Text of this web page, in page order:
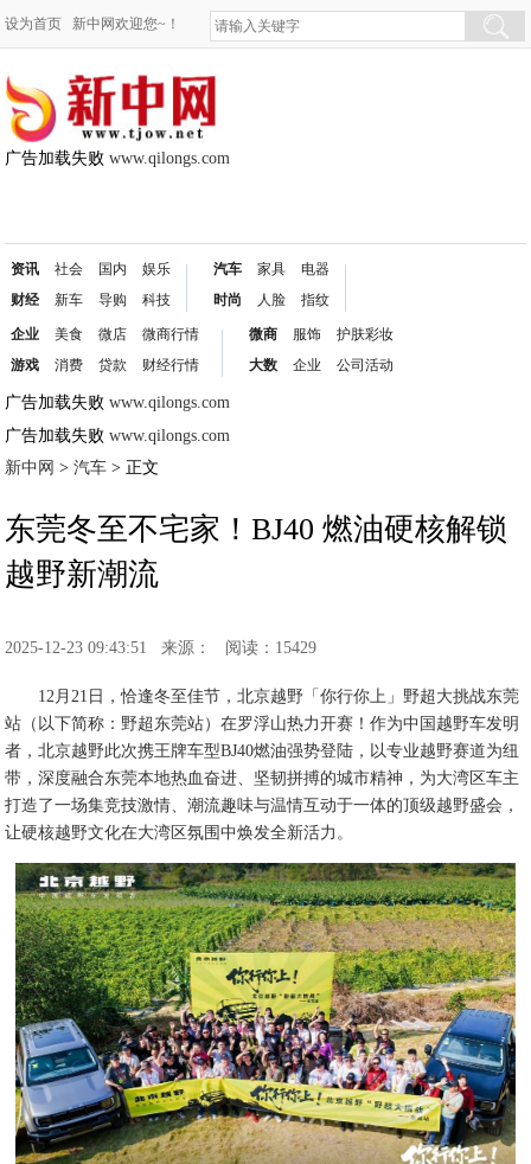
设为首页 新中网欢迎您~！
广告加载失败www.qilongs.com
资讯
财经
社会
新车
国内
导购
娱乐
科技
汽车
时尚
家具
人脸
电器
指纹
企业
游戏
美食
消费
微店
贷款
微商行情
财经行情
微商
大数
服饰
企业
护肤彩妆
公司活动
广告加载失败www.qilongs.com
广告加载失败www.qilongs.com
新中网 >汽车 > 正文
东莞冬至不宅家！BJ40 燃油硬核解锁
越野新潮流
2025-12-23 09:43:51 来源： 阅读：15429
12月21日，恰逢冬至佳节，北京越野「你行你上」野超大挑战东莞
站（以下简称：野超东莞站）在罗浮山热力开赛！作为中国越野车发明
者，北京越野此次携王牌车型BJ40燃油强势登陆，以专业越野赛道为纽
带，深度融合东莞本地热血奋进、坚韧拼搏的城市精神，为大湾区车主
打造了一场集竞技激情、潮流趣味与温情互动于一体的顶级越野盛会，
让硬核越野文化在大湾区氛围中焕发全新活力。